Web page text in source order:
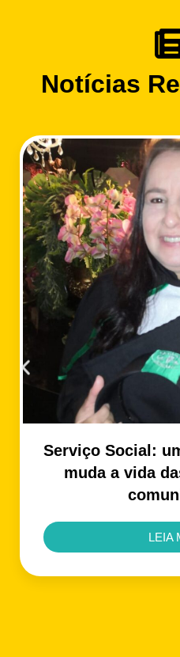
Notícias
Serviço Social:
muda a vida
LEIA